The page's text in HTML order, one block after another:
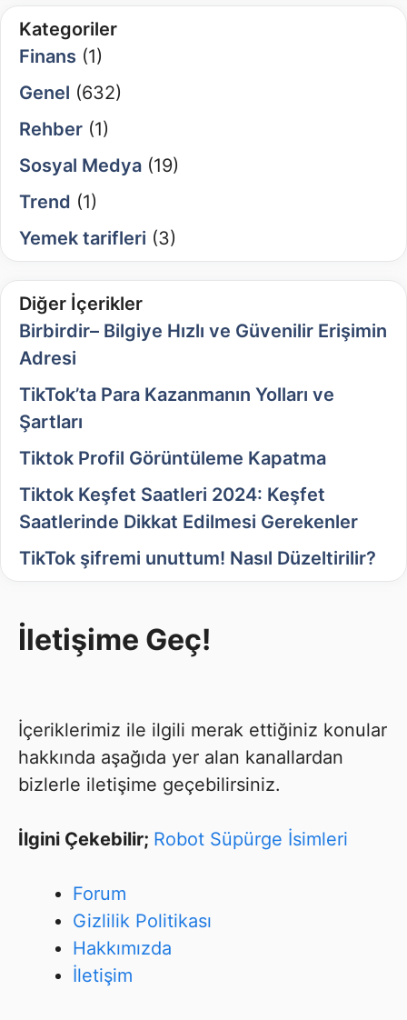
Kategoriler
Finans (1)
Genel (632)
Rehber (1)
Sosyal Medya (19)
Trend (1)
Yemek tarifleri (3)
Diğer İçerikler
Birbirdir– Bilgiye Hızlı ve Güvenilir Erişimin
Adresi
TikTok’ta Para Kazanmanın Yolları ve
Şartları
Tiktok Profil Görüntüleme Kapatma
Tiktok Keşfet Saatleri 2024: Keşfet
Saatlerinde Dikkat Edilmesi Gerekenler
TikTok şifremi unuttum! Nasıl Düzeltirilir?
İletişime Geç!
İçeriklerimiz ile ilgili merak ettiğiniz konular
hakkında aşağıda yer alan kanallardan
bizlerle iletişime geçebilirsiniz.
İlgini Çekebilir; Robot Süpürge İsimleri
Forum
Gizlilik Politikası
Hakkımızda
İletişim